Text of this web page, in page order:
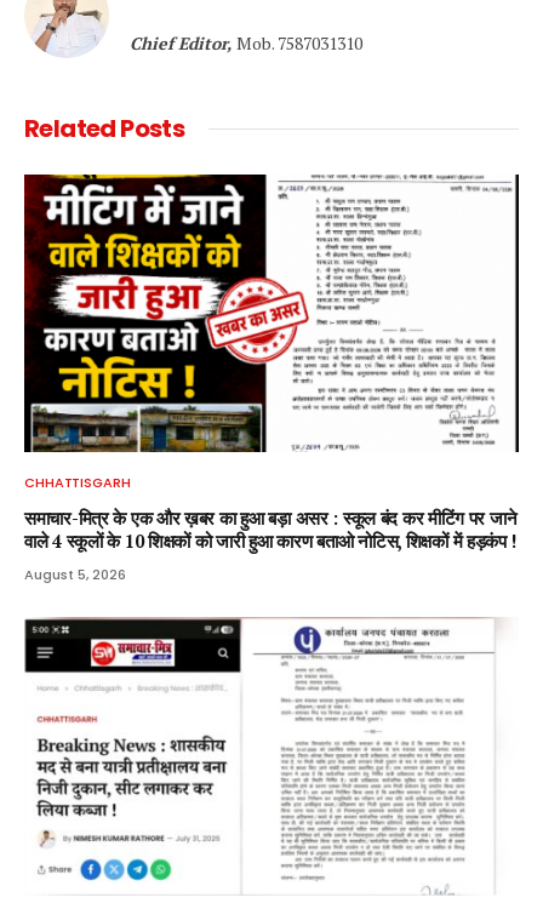
Chief Editor, Mob. 7587031310
RelatedPosts
CHHATTISGARH
समाचार-मित्र के एक और ख़बर का हुआ बड़ा असर : स्कूल बंद कर मीटिंग पर जाने
वाले 4 स्कूलों के 10 शिक्षकों को जारी हुआ कारण बताओ नोटिस, शिक्षकों में हड़कंप !
August 5, 2026